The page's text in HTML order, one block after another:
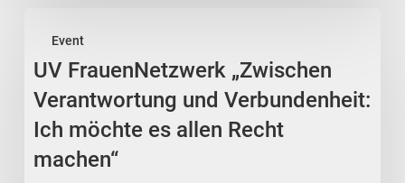
Event
FrauenNetzwerk
„Zwischen
Verantwortung
und
Verbundenheit:
Ich
UV FrauenNetzwerk „Zwischen
Verantwortung und Verbundenheit:
Ich möchte es allen Recht
machen“